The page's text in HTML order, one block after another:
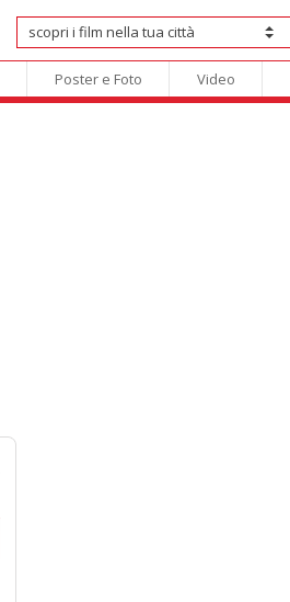
Poster e Foto Video